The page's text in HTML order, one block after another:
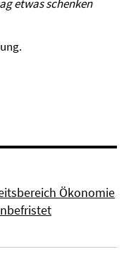
etwas schenken
Ökonomie